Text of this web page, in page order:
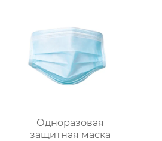
Одноразовая
защитная маска